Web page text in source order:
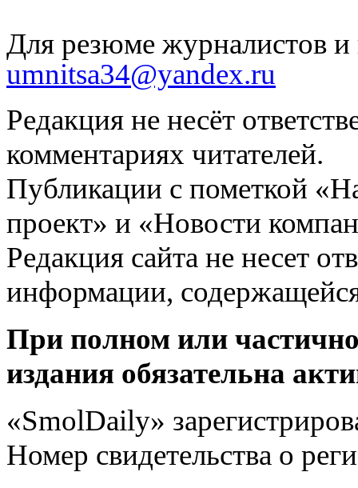
Для резюме журналистов и
umnitsa34@yandex.ru
Редакция не несёт
комментариях читателей.
Публикации с пометкой
проект» и «Новости
Редакция сайта не несет
информации,
При полном или
издания обязательна
«SmolDaily»
Номер свидетельства о